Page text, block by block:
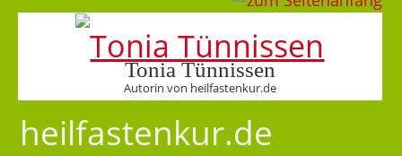
Tonia Tünnissen
Autorin von heilfastenkur.de
heilfastenkur.de